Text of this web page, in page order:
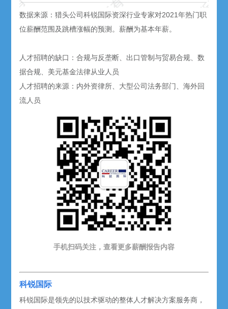
数据来源：猎头公司科锐国际资深行业专家对2021年热门职
位薪酬范围及跳槽涨幅的预测。薪酬为基本年薪。
人才招聘的缺口：合规与反垄断、出口管制与贸易合规、数
据合规、美元基金法律从业人员
人才招聘的来源：内外资律所、大型公司法务部门、海外回
流人员
手机扫码关注，查看更多薪酬报告内容
科锐国际
科锐国际是领先的以技术驱动的整体人才解决方案服务商，